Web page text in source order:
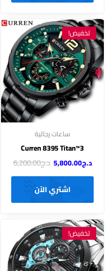
تخفيض!
ساعات رجالية
Curren 8395 Titan™3
د.ج5,800.00 د.ج6,200.00
اشتري الآن
تخفيض!